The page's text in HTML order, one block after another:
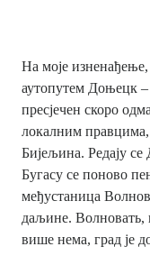
На моје
аутопутем Доњецк
пресјечен скоро
локалним
Бијељина. Редају се
Бугасу се поново
међустаница
даљине. Волновать,
више нема, град је